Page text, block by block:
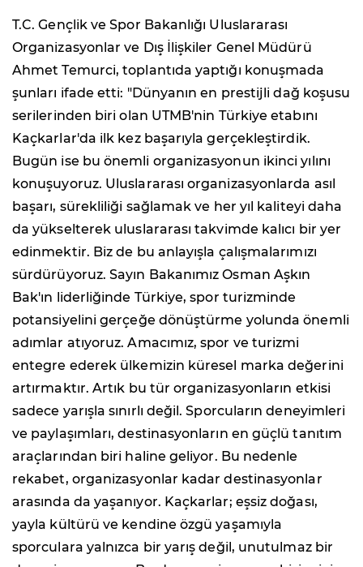
T.C. Gençlik ve Spor Bakanlığı Uluslararası
Organizasyonlar ve Dış İlişkiler Genel Müdürü
Ahmet Temurci, toplantıda yaptığı konuşmada
şunları ifade etti: "Dünyanın en prestijli dağ koşusu
serilerinden biri olan UTMB'nin Türkiye etabını
Kaçkarlar'da ilk kez başarıyla gerçekleştirdik.
Bugün ise bu önemli organizasyonun ikinci yılını
konuşuyoruz. Uluslararası organizasyonlarda asıl
başarı, sürekliliği sağlamak ve her yıl kaliteyi daha
da yükselterek uluslararası takvimde kalıcı bir yer
edinmektir. Biz de bu anlayışla çalışmalarımızı
sürdürüyoruz. Sayın Bakanımız Osman Aşkın
Bak'ın liderliğinde Türkiye, spor turizminde
potansiyelini gerçeğe dönüştürme yolunda önemli
adımlar atıyoruz. Amacımız, spor ve turizmi
entegre ederek ülkemizin küresel marka değerini
artırmaktır. Artık bu tür organizasyonların etkisi
sadece yarışla sınırlı değil. Sporcuların deneyimleri
ve paylaşımları, destinasyonların en güçlü tanıtım
araçlarından biri haline geliyor. Bu nedenle
rekabet, organizasyonlar kadar destinasyonlar
arasında da yaşanıyor. Kaçkarlar; eşsiz doğası,
yayla kültürü ve kendine özgü yaşamıyla
sporculara yalnızca bir yarış değil, unutulmaz bir